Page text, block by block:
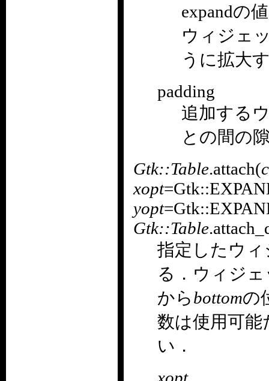
expandの
ウィジェ
うに拡大
padding
追加する
との間の
Gtk::Table.attach(
xopt
yopt
Gtk::Table
指定したウ
る．ウィジ
からbottomの
数は使用可能
い．
xopt